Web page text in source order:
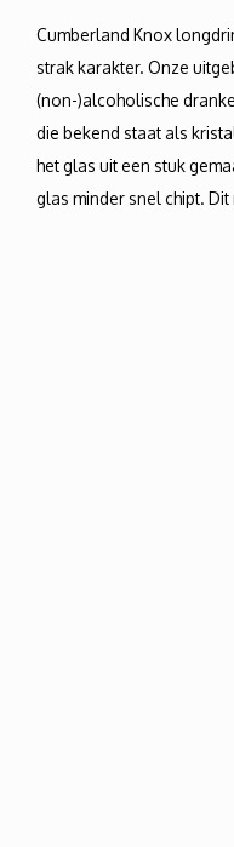
Cumberland Knox
strak karakter. Onze
(non-)alcoholische
die bekend staat als
het glas uit een stuk
glas minder snel chipt.